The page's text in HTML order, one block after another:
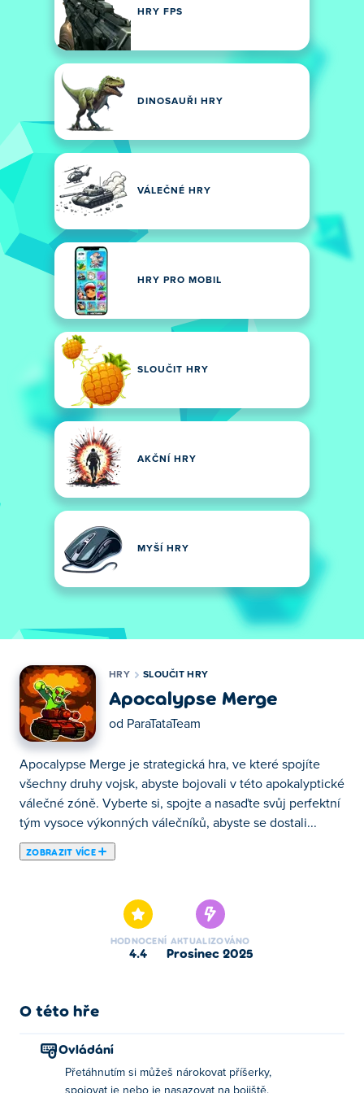
HRY FPS
DINOSAUŘI HRY
VÁLEČNÉ HRY
HRY PRO MOBIL
SLOUČIT HRY
AKČNÍ HRY
MYŠÍ HRY
HRY SLOUČIT HRY
Apocalypse Merge
od ParaTataTeam
Apocalypse Merge je strategická hra, ve které spojíte
všechny druhy vojsk, abyste bojovali v této apokalyptické
válečné zóně. Vyberte si, spojte a nasaďte svůj perfektní
tým vysoce výkonných válečníků, abyste se dostali...
ZOBRAZIT VÍCE
válečné zóně. Vyberte si, spojte a nasaďte svůj perfektní
tým vysoce výkonných válečníků, abyste se dostali na
vzdálený konec světa. Porazte vlnu nepřátel za vlnou a
Jak hrát Apokalypsové sloučení?
Přetáhněte tvory na mřížku, abyste si je zajistili, a k sobě
navzájem, abyste je sloučili. Jakmile budete mít
HODNOCENÍ
4.4
AKTUALIZOVÁNO
prosinec 2025
O této hře
Ovládání
Přetáhnutím si můžeš nárokovat příšerky,
spojovat je nebo je nasazovat na bojiště.